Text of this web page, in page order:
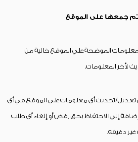
جمعها على الموقع
الموضحة علي الموقع خالية من
لأخر المعلومات.
تحديث أي معلومات علي الموقع في أي
إلي الاحتفاظ بحق رفض أو إلغاء أي طلب
غير دقيقه.